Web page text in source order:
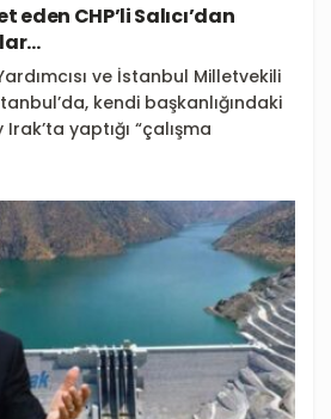
eden CHP’li Salıcı’dan
ve İstanbul Milletvekili
kendi başkanlığındaki
yaptığı “çalışma